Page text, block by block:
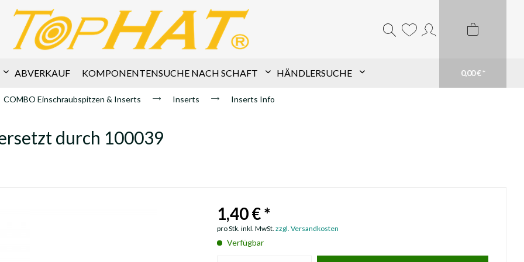
0,00 € *
ABVERKAUF KOMPONENTENSUCHE NACH SCHAFT HÄNDLERSUCHE
COMBO Einschraubspitzen & Inserts Inserts Inserts Info
durch 100039
1,40 € *
pro Stk. inkl. MwSt. zzgl. Versandkosten
Verfügbar